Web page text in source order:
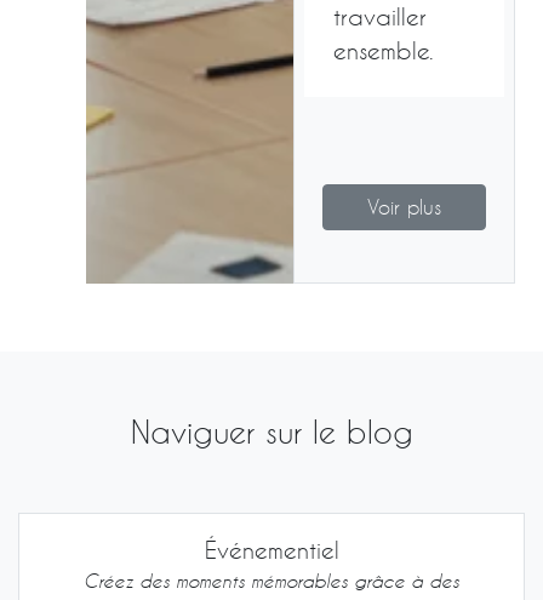
travailler
ensemble.
Voir plus
Naviguer sur le blog
Événementiel
Créez des moments mémorables grâce à des